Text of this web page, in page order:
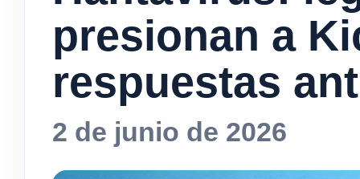
presionan a
respuestas
2 de junio de 2026